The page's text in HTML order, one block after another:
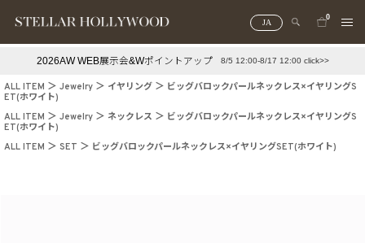
JA
0
#スタッフイチ押し（通勤パールアクセ）
2026AW WEB展示会&Wポイントアップ 8/5 12:00-8/17 12:00 click>>
ALL ITEM Jewelry イヤリング
ビッグバロックパールネックレス×イヤリングS
ET(ホワイト)
ALL ITEM
Jewelry ネックレス
ビッグバロックパールネックレス×イヤリングS
ET(ホワイト)
ALL ITEM
SET ビッグバロックパールネックレス×イヤリングSET(ホワイト)